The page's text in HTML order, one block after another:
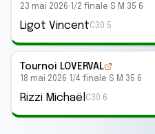
23 mai 2026· 1/2 finale·S M 35 6
Ligot VincentC30.5
Tournoi LOVERVAL
18 mai 2026· 1/4 finale·S M 35 6
Rizzi Michaël C30.6